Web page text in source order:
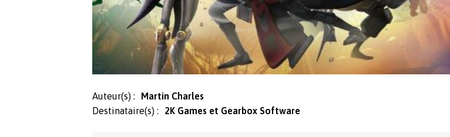
Auteur(s) :
Martin Charles
Destinataire(s) :
2K Games et Gearbox Software